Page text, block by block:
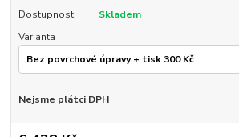
Dostupnost
Skladem
Varianta
Nejsme plátci DPH